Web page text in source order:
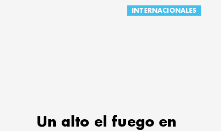
INTERNACIONALES
Un alto el fuego en